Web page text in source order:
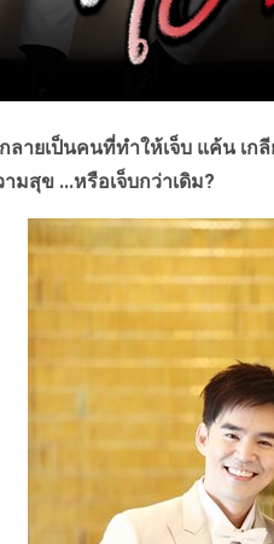
ลายเป็นคนที่ทำให้เจ็บ แค้น เก
มสุข ...หรือเจ็บกว่าเดิม?